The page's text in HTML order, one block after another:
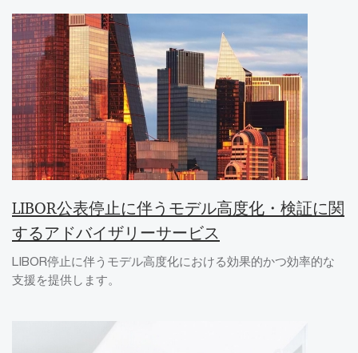
LIBOR公表停止に伴うモデル高度化・検証に関
するアドバイザリーサービス
LIBOR停止に伴うモデル高度化における効果的かつ効率的な
支援を提供します。